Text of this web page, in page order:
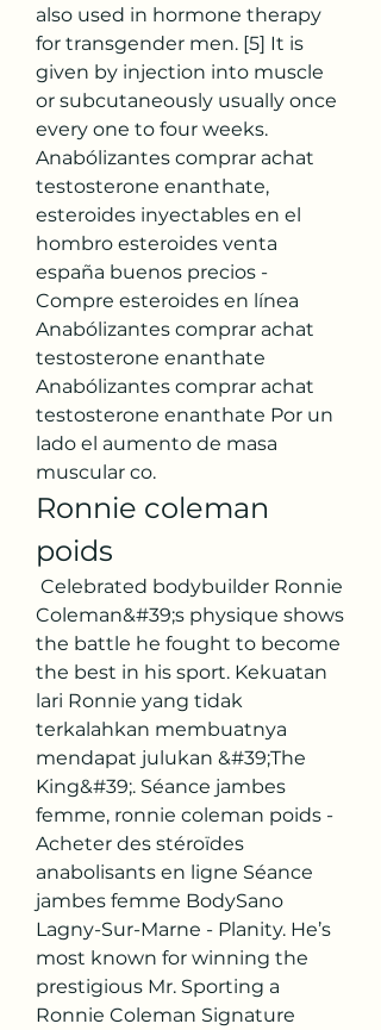
also used in hormone therapy
for transgender men. [5] It is
given by injection into muscle
or subcutaneously usually once
every one to four weeks.
Anabólizantes comprar achat
testosterone enanthate,
esteroides inyectables en el
hombro esteroides venta
españa buenos precios -
Compre esteroides en línea
Anabólizantes comprar achat
testosterone enanthate
Anabólizantes comprar achat
testosterone enanthate Por un
lado el aumento de masa
muscular co.
Ronnie coleman
poids
Coleman&#39;s physique shows
the battle he fought to become
the best in his sport. Kekuatan
lari Ronnie yang tidak
terkalahkan membuatnya
mendapat julukan &#39;The
King&#39;. Séance jambes
femme, ronnie coleman poids -
Acheter des stéroïdes
anabolisants en ligne Séance
jambes femme BodySano
Lagny-Sur-Marne - Planity. He’s
most known for winning the
prestigious Mr. Sporting a
Ronnie Coleman Signature